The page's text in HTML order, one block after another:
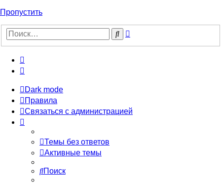
Пропустить
Поиск
Dark mode
Правила
Связаться с администрацией
Темы без ответов
Активные темы
Поиск